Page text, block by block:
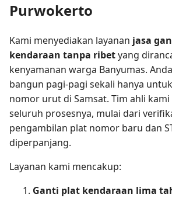
Purwokerto
Kami menyediakan layanan jasa
kendaraan tanpa ribetyang
kenyamanan warga Banyumas.
bangun pagi-pagi sekali hanya
nomor urut di Samsat. Tim ahli
seluruh prosesnya, mulai dari
pengambilan plat nomor baru dan
diperpanjang.
Layanan kami mencakup:
Ganti plat kendaraan lima